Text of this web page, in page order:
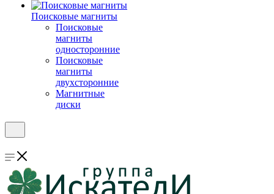
Поисковые магниты
Поисковые
магниты
односторонние
Поисковые
магниты
двухсторонние
Магнитные
диски